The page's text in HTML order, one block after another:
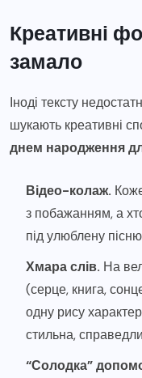
Креативні
замало
Іноді тексту
шукають креативні
днем народження
Відео-колаж.
з побажанням, а
під улюблену
Хмара слів. На
(серце, книга,
одну рису
стильна,
“Солодка”